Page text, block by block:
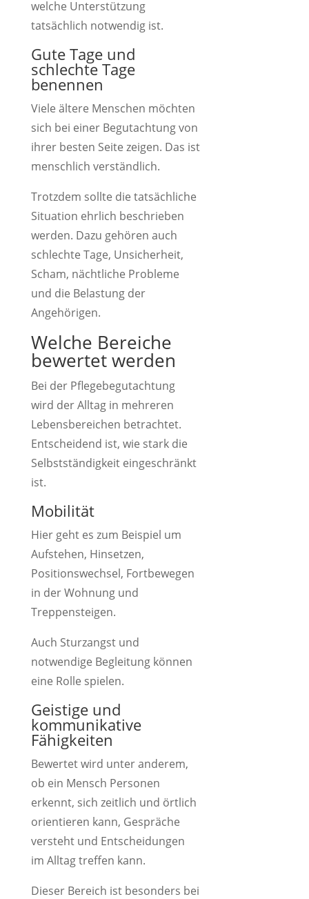
welche Unterstützung
tatsächlich notwendig ist.
Gute Tage und
schlechte Tage
benennen
Viele ältere Menschen möchten
sich bei einer Begutachtung von
ihrer besten Seite zeigen. Das ist
menschlich verständlich.
Trotzdem sollte die tatsächliche
Situation ehrlich beschrieben
werden. Dazu gehören auch
schlechte Tage, Unsicherheit,
Scham, nächtliche Probleme
und die Belastung der
Angehörigen.
Welche Bereiche
bewertet werden
Bei der Pflegebegutachtung
wird der Alltag in mehreren
Lebensbereichen betrachtet.
Entscheidend ist, wie stark die
Selbstständigkeit eingeschränkt
ist.
Mobilität
Hier geht es zum Beispiel um
Aufstehen, Hinsetzen,
Positionswechsel, Fortbewegen
in der Wohnung und
Treppensteigen.
Auch Sturzangst und
notwendige Begleitung können
eine Rolle spielen.
Geistige und
kommunikative
Fähigkeiten
Bewertet wird unter anderem,
ob ein Mensch Personen
erkennt, sich zeitlich und örtlich
orientieren kann, Gespräche
versteht und Entscheidungen
im Alltag treffen kann.
Dieser Bereich ist besonders bei